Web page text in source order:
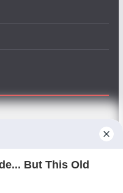
во тек со најновите